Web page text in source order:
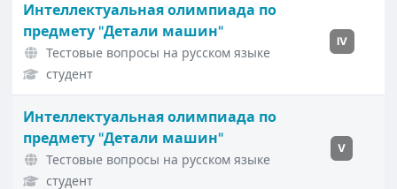
Интеллектуальная олимпиада по
предмету "Детали машин"
Тестовые вопросы на русском языке
студент
IV
Интеллектуальная олимпиада по
предмету "Детали машин"
Тестовые вопросы на русском языке
студент
V